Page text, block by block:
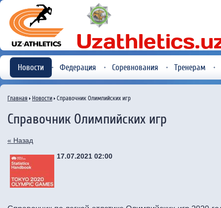
Новости Федерация Соревнования Тренерам
Главная Новости Справочник Олимпийских игр
Справочник Олимпийских игр
« Назад
17.07.2021 02:00